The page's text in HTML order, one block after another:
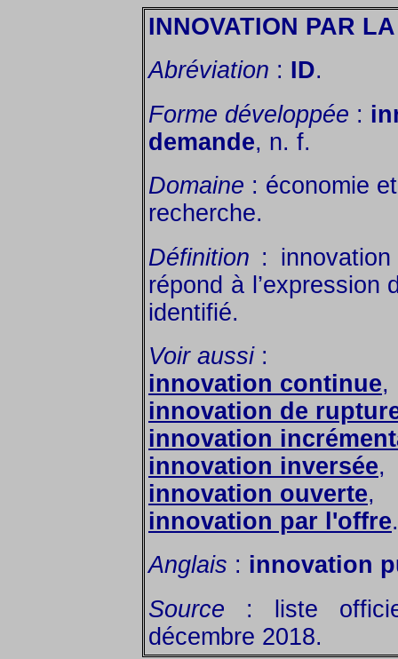
INNOVATION PAR
Abréviation : ID.
Forme développée :
demande, n. f.
Domaine : économie
recherche.
Définition :
répond à l’expression
identifié.
Voir aussi:
innovation continue,
innovation de
innovation
innovation inversée,
innovation ouverte,
innovation par l'offre.
Anglais : innovation
Source : liste
décembre 2018.